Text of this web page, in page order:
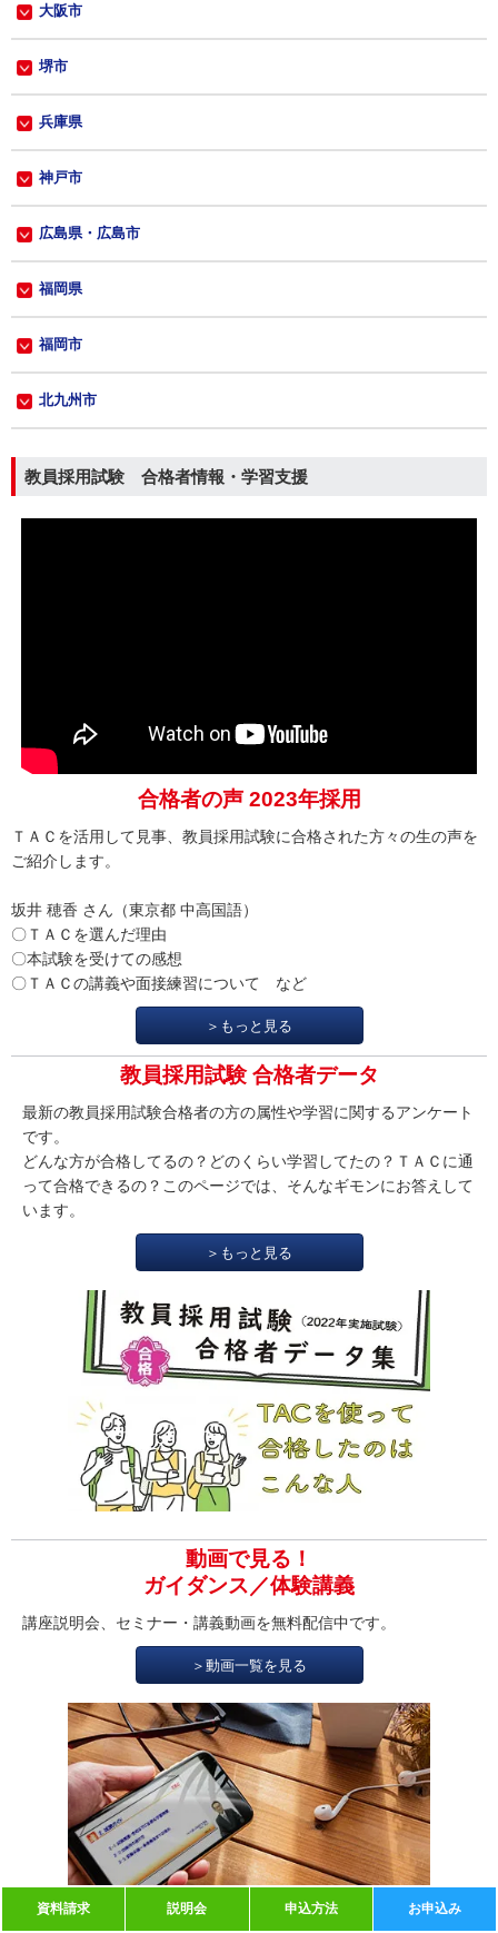
資料請求 説明会 申込方法 お申込み
大阪市
堺市
兵庫県
神戸市
広島県・広島市
福岡県
福岡市
北九州市
教員採用試験 合格者情報・学習支援
合格者の声 2023年採用
ＴＡＣを活用して見事、教員採用試験に合格された方々の生の声を
ご紹介します。
坂井 穂香 さん（東京都 中高国語）
〇ＴＡＣを選んだ理由
〇本試験を受けての感想
〇ＴＡＣの講義や面接練習について など
＞もっと見る
教員採用試験 合格者データ
最新の教員採用試験合格者の方の属性や学習に関するアンケート
です。
どんな方が合格してるの？どのくらい学習してたの？ＴＡＣに通
って合格できるの？このページでは、そんなギモンにお答えして
います。
＞もっと見る
動画で見る！
ガイダンス／体験講義
講座説明会、セミナー・講義動画を無料配信中です。
＞動画一覧を見る